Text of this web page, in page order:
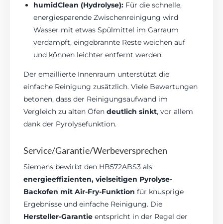
humidClean (Hydrolyse): Für die schnelle,
energiesparende Zwischenreinigung wird
Wasser mit etwas Spülmittel im Garraum
verdampft, eingebrannte Reste weichen auf
und können leichter entfernt werden.
Der emaillierte Innenraum unterstützt die
einfache Reinigung zusätzlich. Viele Bewertungen
betonen, dass der Reinigungsaufwand im
Vergleich zu alten Öfendeutlich sinkt, vor allem
dank der Pyrolysefunktion.
Service/Garantie/Werbeversprechen
Siemens bewirbt den HB572ABS3 als
energieeffizienten, vielseitigen Pyrolyse-
Backofen mit Air-Fry-Funktion für knusprige
Ergebnisse und einfache Reinigung. Die
Hersteller-Garantie entspricht in der Regel der